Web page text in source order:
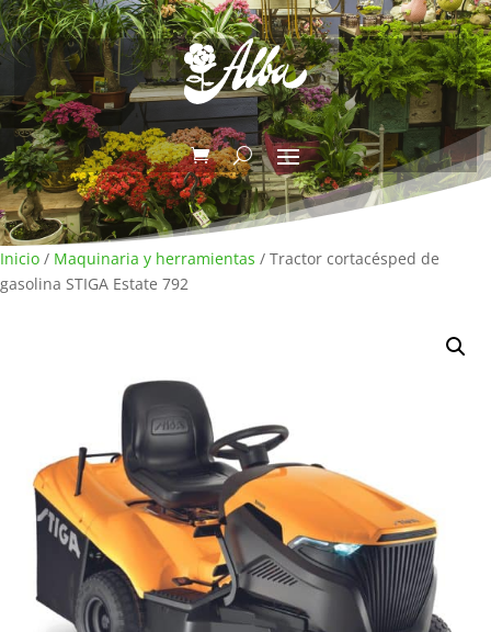
Inicio / Maquinaria y herramientas / Tractor cortacésped de
gasolina STIGA Estate 792